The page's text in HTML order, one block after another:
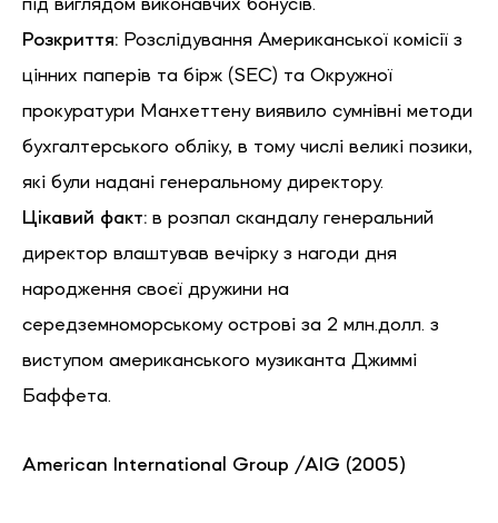
під виглядом виконавчих бонусів.
Розкриття: Розслідування Американської комісії з
цінних паперів та бірж (SEC) та Окружної
прокуратури Манхеттену виявило сумнівні методи
бухгалтерського обліку, в тому числі великі позики,
які були надані генеральному директору.
Цікавий факт: в розпал скандалу генеральний
директор влаштував вечірку з нагоди дня
народження своєї дружини на
середземноморському острові за 2 млн.долл. з
виступом американського музиканта Джиммі
Баффета.
American International Group /AIG (2005)